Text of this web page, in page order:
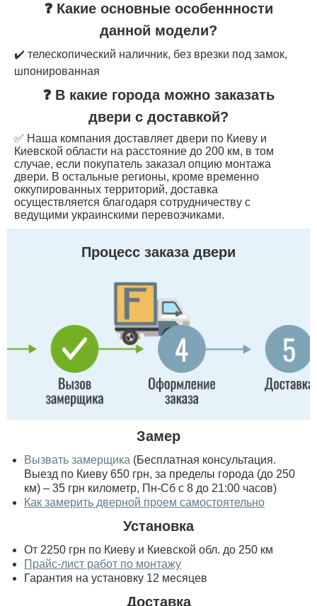
❓ Какие основные особеннности
данной модели?
✔️ телескопический наличник, без врезки под замок,
шпонированная
❓ В какие города можно заказать
двери с доставкой?
✅ Наша компания доставляет двери по Киеву и
Киевской области на расстояние до 200 км, в том
случае, если покупатель заказал опцию монтажа
двери. В остальные регионы, кроме временно
оккупированных территорий, доставка
осуществляется благодаря сотрудничеству с
ведущими украинскими перевозчиками.
Процесс заказа двери
Замер
Вызвать замерщика (Бесплатная консультация.
Выезд по Киеву 650 грн, за пределы города (до 250
км) – 35 грн километр, Пн-Сб с 8 до 21:00 часов)
Как замерить дверной проем самостоятельно
Установка
От 2250 грн по Киеву и Киевской обл. до 250 км
Прайс-лист работ по монтажу
Гарантия на установку 12 месяцев
Доставка